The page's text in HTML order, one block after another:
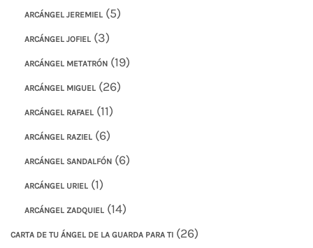
ARCÁNGEL JEREMIEL (5)
ARCÁNGEL JOFIEL (3)
ARCÁNGEL METATRÓN (19)
ARCÁNGEL MIGUEL (26)
ARCÁNGEL RAFAEL (11)
ARCÁNGEL RAZIEL (6)
ARCÁNGEL SANDALFÓN (6)
ARCÁNGEL URIEL (1)
ARCÁNGEL ZADQUIEL (14)
CARTA DE TU ÁNGEL DE LA GUARDA PARA TI (26)